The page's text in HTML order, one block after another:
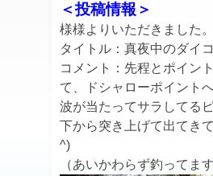
＜投稿情報＞
様様よりいただきました。
タイトル：真夜中のダイ
コメント：先程とポイン
て、ドシャローポイントへ
波が当たってサラしてる
下から突き上げて出てき
^)
（あいかわらず釣ってま